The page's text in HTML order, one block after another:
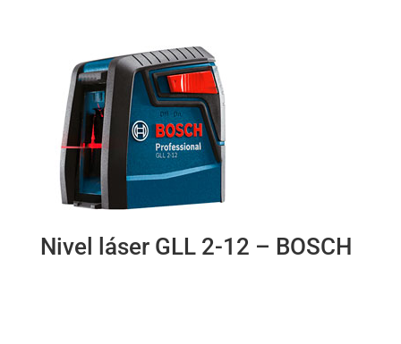
Nivel láser GLL 2-12 – BOSCH